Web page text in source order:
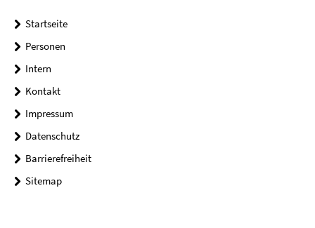
Startseite
Personen
Intern
Kontakt
Impressum
Datenschutz
Barrierefreiheit
Sitemap